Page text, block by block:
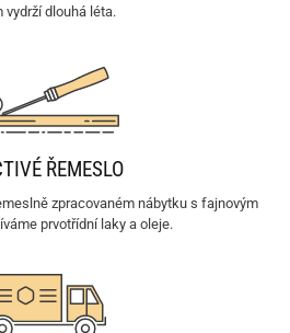
vydrží dlouhá léta.
ŘEMESLO
zpracovaném nábytku s fajnovým
prvotřídní laky a oleje.